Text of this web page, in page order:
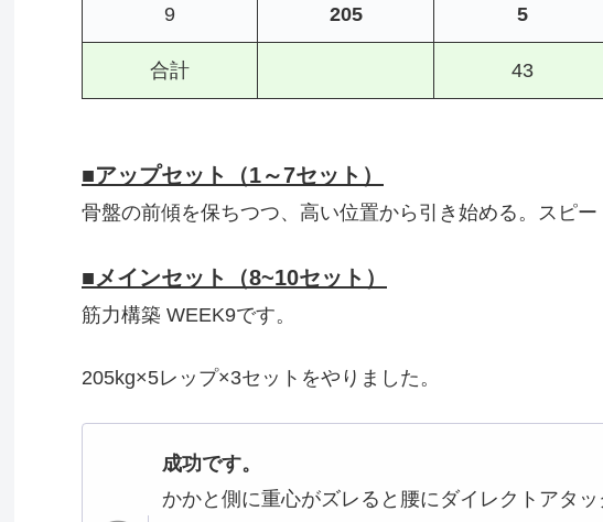
9 205 5
合計 43
■アップセット（1～7セット）
骨盤の前傾を保ちつつ、高い位置から引き始める。スピー
■メインセット（8~10セット）
筋力構築 WEEK9です。
205kg×5レップ×3セットをやりました。
成功です。
かかと側に重心がズレると腰にダイレクトアタ